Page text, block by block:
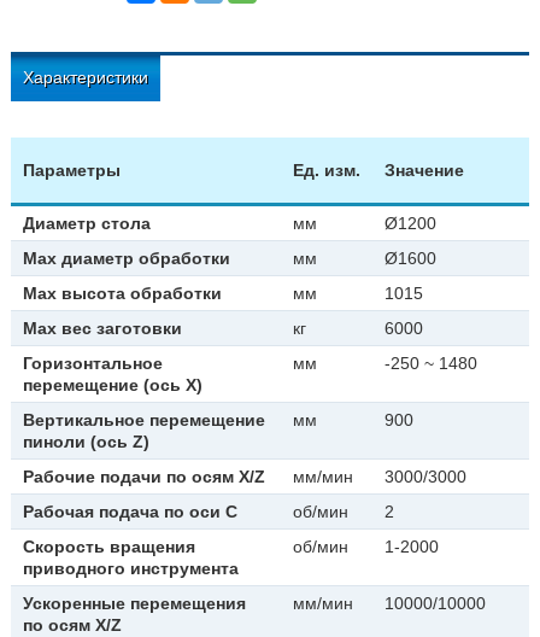
Характеристики
Параметры Ед. изм. Значение
Диаметр стола мм
Ø1200
Max диаметр обработки
мм
Ø1600
Max высота обработки
мм
1015
Max вес заготовки
кг
6000
Горизонтальное
перемещение (ось X)
мм -250 ~ 1480
Вертикальное перемещение
пиноли (ось Z)
мм 900
Рабочие подачи по осям X/Z мм/мин
3000/3000
Рабочая подача по оси С
об/мин
2
Скорость вращения
приводного инструмента
об/мин 1-2000
Ускоренные перемещения
по осям X/Z
мм/мин 10000/10000